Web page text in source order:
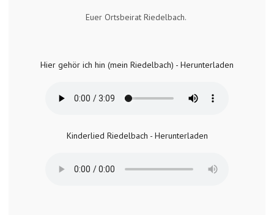
Euer Ortsbeirat Riedelbach.
Hier gehör ich hin (mein Riedelbach) - Herunterladen
Kinderlied Riedelbach - Herunterladen